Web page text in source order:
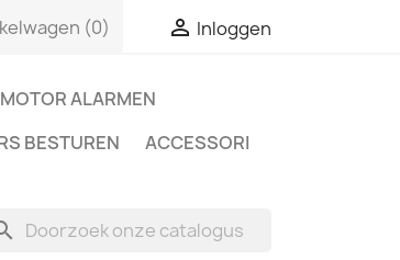
(0)  Inloggen
MOTOR ALARMEN
BESTUREN
ACCESSORI